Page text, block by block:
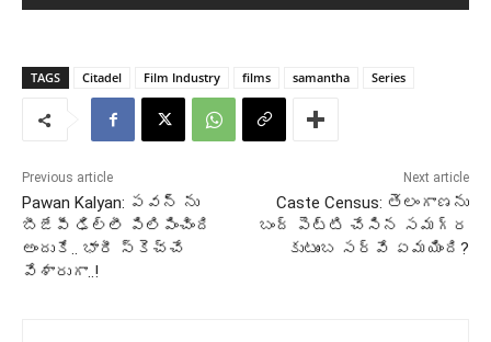
TAGS Citadel Film Industry films samantha Series
Previous article
Pawan Kalyan: పవన్ ను
బీజేపీ ఢిల్లీ పిలిపించింది
అందుకే.. భారీ స్కెచ్చే
వేశారుగా..!
Next article
Caste Census: తెలంగాణను
బంద్ పెట్టి చేసిన సమగ్ర
కుటుంబ సర్వే ఏమయింది?